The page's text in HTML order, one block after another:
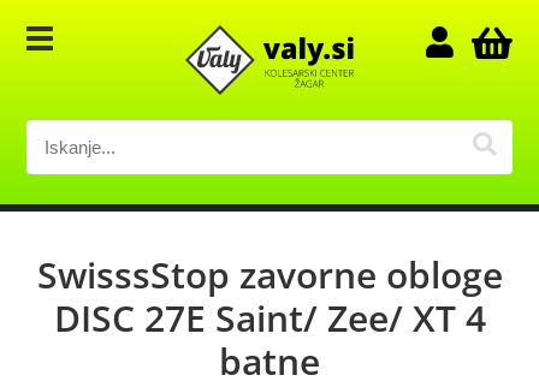
SwisssStop zavorne obloge
DISC 27E Saint/ Zee/ XT 4
batne